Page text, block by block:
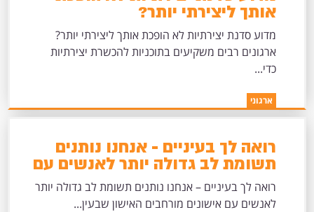
אותך ליצירתי יותר?
מדוע סדנת יצירתיות לא הופכת אותך ליצירתי יותר?
ארגונים רבים משקיעים בתוכניות להכשרת יצירתיות
כדי...
ארגוני
רואה לך בעיניים - אנחנו נותנים
תשומת לב גדולה יותר לאנשים עם
אישונים מורחבים
רואה לך בעיניים – אנחנו נותנים תשומת לב גדולה יותר
לאנשים עם אישונים מורחבים האישון שבעין...